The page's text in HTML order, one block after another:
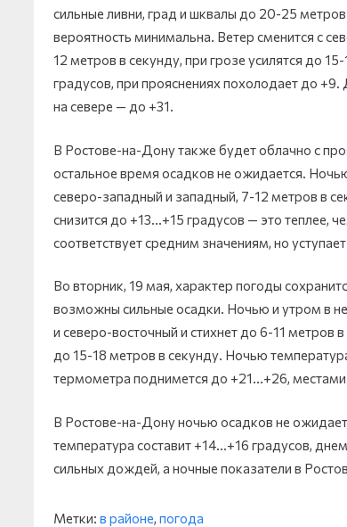
сильные ливни, град и шквалы до 20-25
вероятность минимальна. Ветер сменится с
12 метров в секунду, при грозе усилятся до
градусов, при прояснениях похолодает до
на севере — до +31.
В Ростове-на-Дону также будет облачно с
остальное время осадков не ожидается.
северо-западный и западный, 7-12 метров в
снизится до +13…+15 градусов — это теплее,
соответствует средним значениям, но
Во вторник, 19 мая, характер погоды
возможны сильные осадки. Ночью и утром в
и северо-восточный и стихнет до 6-11 метров
до 15-18 метров в секунду. Ночью
термометра поднимется до +21…+26,
В Ростове-на-Дону ночью осадков не
температура составит +14…+16 градусов,
сильных дождей, а ночные показатели в
Метки: в районе, погода